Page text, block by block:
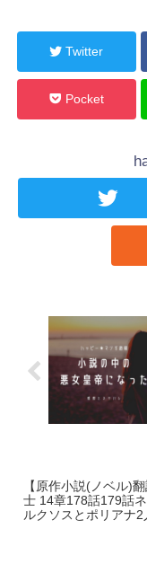
Twitter
Pocket
【原作小説(ノベル)
士 14章178話179話ネ
ルクソスとポリアナ